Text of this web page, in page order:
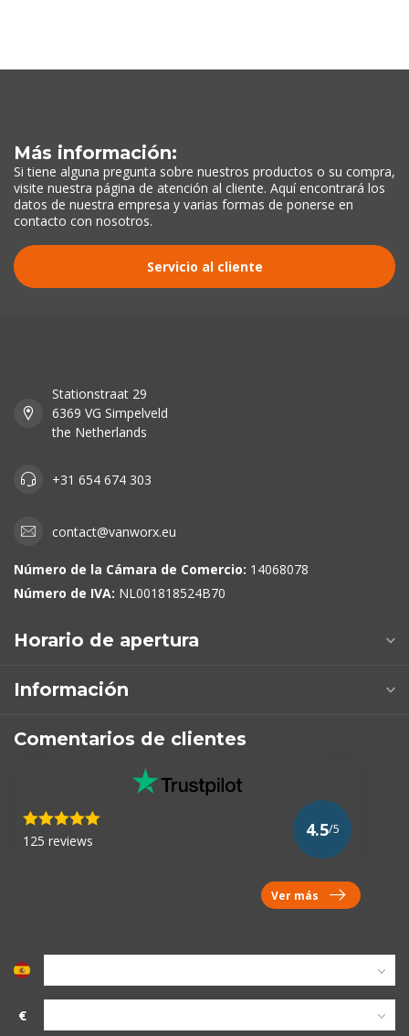
Más información:
Si tiene alguna pregunta sobre nuestros productos o su compra,
visite nuestra página de atención al cliente. Aquí encontrará los
datos de nuestra empresa y varias formas de ponerse en
contacto con nosotros.
Servicio al cliente
Stationstraat 29
6369 VG Simpelveld
the Netherlands
+31 654 674 303
contact@vanworx.eu
Número de la Cámara de Comercio: 14068078
Número de IVA: NL001818524B70
Horario de apertura
Información
Comentarios de clientes
125 reviews
4.5/5
Ver más
€